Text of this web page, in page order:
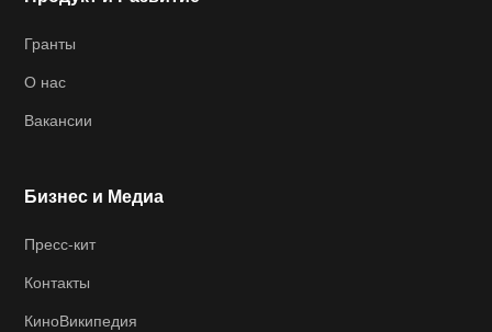
Гранты
О нас
Вакансии
Бизнес и Медиа
Пресс-кит
Контакты
КиноВикипедия